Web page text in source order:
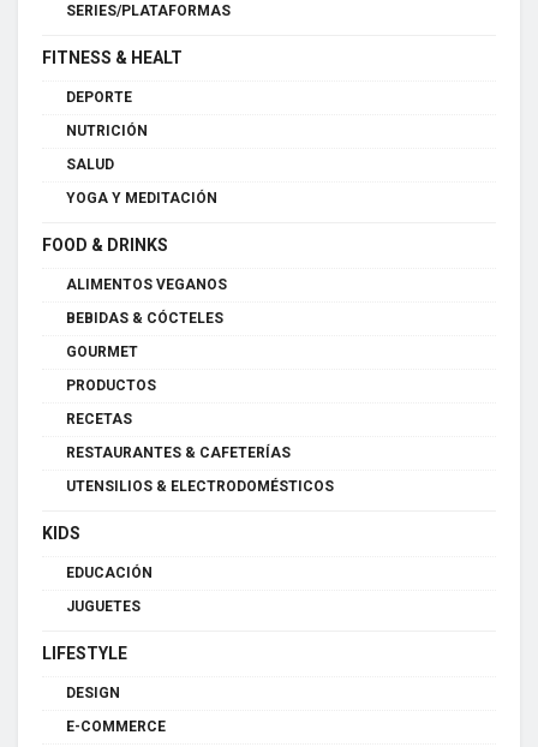
SERIES/PLATAFORMAS
FITNESS & HEALT
DEPORTE
NUTRICIÓN
SALUD
YOGA Y MEDITACIÓN
FOOD & DRINKS
ALIMENTOS VEGANOS
BEBIDAS & CÓCTELES
GOURMET
PRODUCTOS
RECETAS
RESTAURANTES & CAFETERÍAS
UTENSILIOS & ELECTRODOMÉSTICOS
KIDS
EDUCACIÓN
JUGUETES
LIFESTYLE
DESIGN
E-COMMERCE